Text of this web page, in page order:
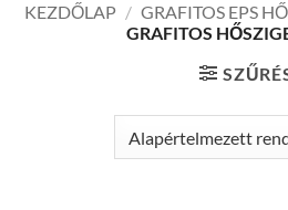
KEZDŐLAP / GRAFITOS EPS
GRAFITOS